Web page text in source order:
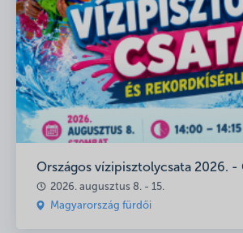
2026. augusztus 8. - 15.
Magyarország fürdői